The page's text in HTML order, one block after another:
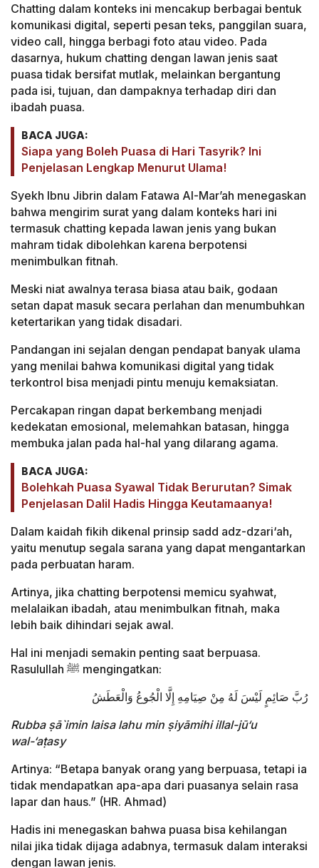
Chatting dalam konteks ini mencakup berbagai bentuk
komunikasi digital, seperti pesan teks, panggilan suara,
video call, hingga berbagi foto atau video. Pada
dasarnya, hukum chatting dengan lawan jenis saat
puasa tidak bersifat mutlak, melainkan bergantung
pada isi, tujuan, dan dampaknya terhadap diri dan
ibadah puasa.
BACA JUGA:
Siapa yang Boleh Puasa di Hari Tasyrik? Ini
Penjelasan Lengkap Menurut Ulama!
Syekh Ibnu Jibrin dalam Fatawa Al-Mar’ah menegaskan
bahwa mengirim surat yang dalam konteks hari ini
termasuk chatting kepada lawan jenis yang bukan
mahram tidak dibolehkan karena berpotensi
menimbulkan fitnah.
Meski niat awalnya terasa biasa atau baik, godaan
setan dapat masuk secara perlahan dan menumbuhkan
ketertarikan yang tidak disadari.
Pandangan ini sejalan dengan pendapat banyak ulama
yang menilai bahwa komunikasi digital yang tidak
terkontrol bisa menjadi pintu menuju kemaksiatan.
Percakapan ringan dapat berkembang menjadi
kedekatan emosional, melemahkan batasan, hingga
membuka jalan pada hal-hal yang dilarang agama.
BACA JUGA:
Bolehkah Puasa Syawal Tidak Berurutan? Simak
Penjelasan Dalil Hadis Hingga Keutamaanya!
Dalam kaidah fikih dikenal prinsip sadd adz-dzari‘ah,
yaitu menutup segala sarana yang dapat mengantarkan
pada perbuatan haram.
Artinya, jika chatting berpotensi memicu syahwat,
melalaikan ibadah, atau menimbulkan fitnah, maka
lebih baik dihindari sejak awal.
Hal ini menjadi semakin penting saat berpuasa.
Rasulullah ﷺ mengingatkan:
رُبَّ صَائِمٍ لَيْسَ لَهُ مِنْ صِيَامِهِ إِلَّا الْجُوعُ وَالْعَطَشُ
Rubba ṣā`imin laisa lahu min ṣiyāmihi illal-jū‘u
wal-‘aṭasy
Artinya: “Betapa banyak orang yang berpuasa, tetapi ia
tidak mendapatkan apa-apa dari puasanya selain rasa
lapar dan haus.” (HR. Ahmad)
Hadis ini menegaskan bahwa puasa bisa kehilangan
nilai jika tidak dijaga adabnya, termasuk dalam interaksi
dengan lawan jenis.